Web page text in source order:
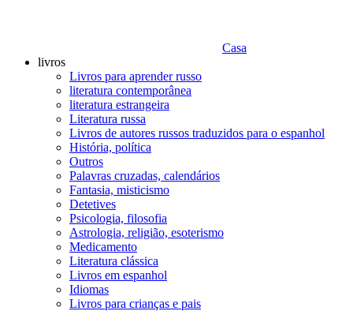
Casa
livros
Livros para aprender russo
literatura contemporânea
literatura estrangeira
Literatura russa
Livros de autores russos traduzidos para o espanhol
História, política
Outros
Palavras cruzadas, calendários
Fantasia, misticismo
Detetives
Psicologia, filosofia
Astrologia, religião, esoterismo
Medicamento
Literatura clássica
Livros em espanhol
Idiomas
Livros para crianças e pais